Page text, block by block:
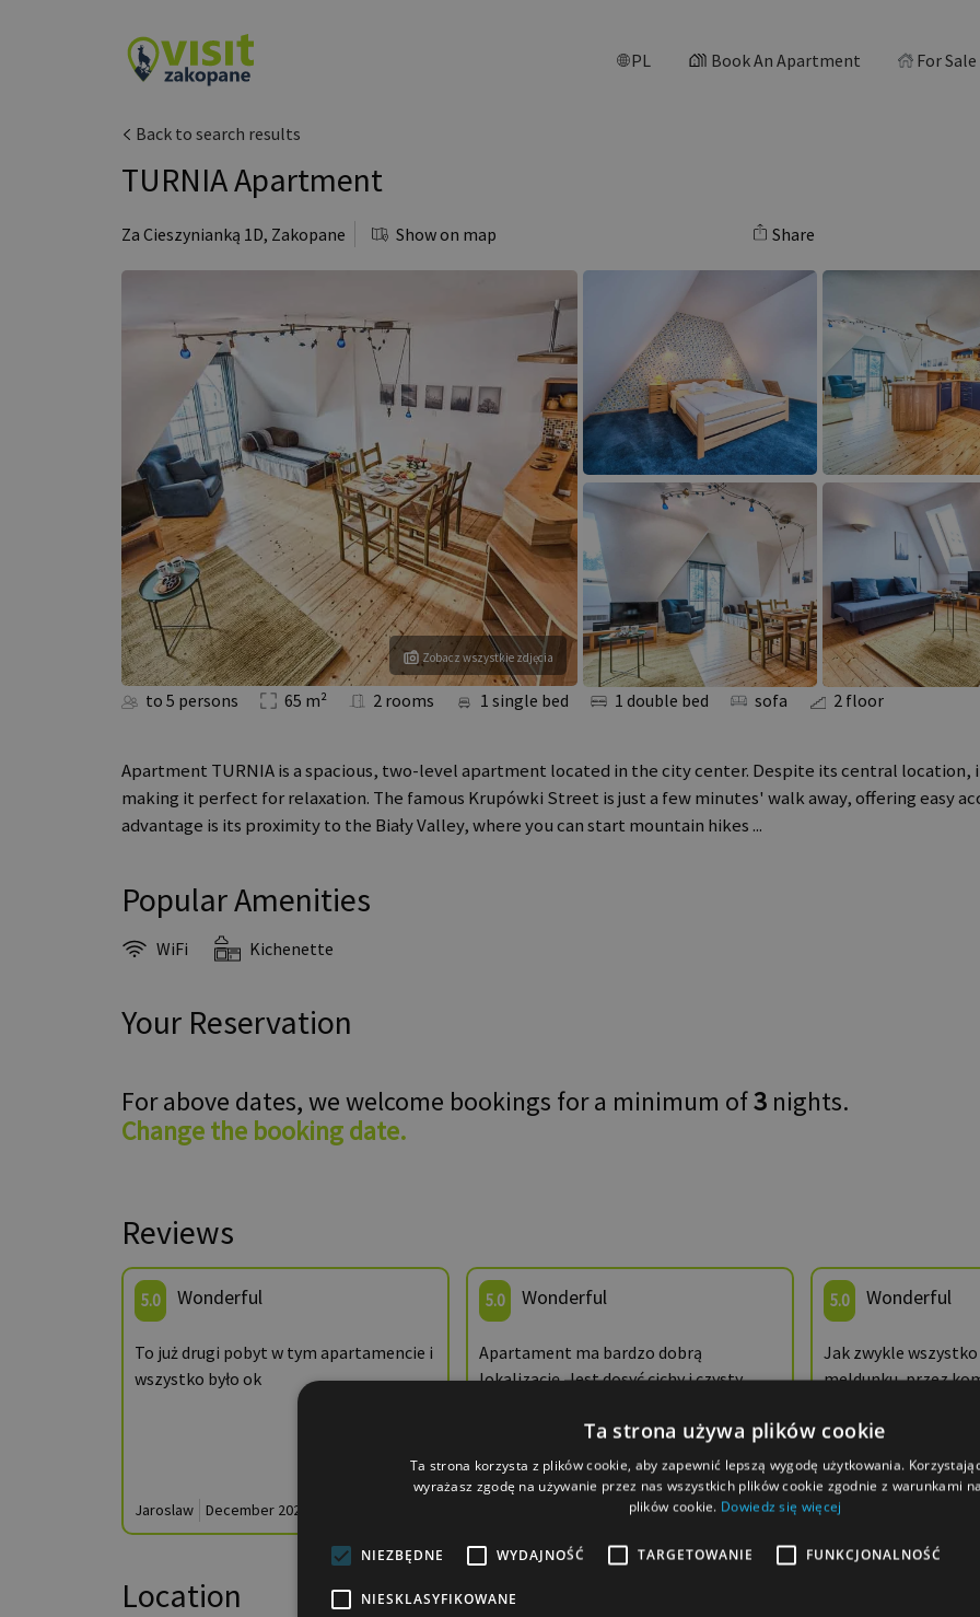
PL Book An Apartment For Sale
Back to search results
TURNIA Apartment
Za Cieszynianką 1D, Zakopane Show on map Share
Zobacz wszystkie zdjęcia
to 5 persons 65 m² 2 rooms 1 single bed 1 double bed sofa 2 floor
Apartment TURNIA is a spacious, two-level apartment located in the city center. Despite its central location,
making it perfect for relaxation. The famous Krupówki Street is just a few minutes' walk away, offering easy
advantage is its proximity to the Biały Valley, where you can start mountain hikes ...
Popular Amenities
WiFi
Kichenette
Your Reservation
For above dates, we welcome bookings for a minimum of3 nights.
Change the booking date.
Reviews
5.0 Wonderful
To już drugi pobyt w tym apartamencie i
wszystko było ok
Jaroslaw December 2025
5.0 Wonderful
Apartament ma bardzo dobrą
lokalizację. Jest dosyć cichy i czysty,
visitzakopane ogromnie pomocne, miłe
i życzliwe, za co serdecznie dziękujemy.
Rozważamy przyjazd za rok, to będzie
nasz czwarty pobyt w tym
5.0 Wonderful
Jak zwykle wszystko
meldunku, przez
o porze, której
Dziekujemy i do
razem :-)
Robert L
Location
Ta strona używa plików cookie
Ta strona korzysta z plików cookie, aby zapewnić lepszą wygodę użytkowania.
wyrażasz zgodę na używanie przez nas wszystkich plików cookie zgodnie z warunkami
plików cookie. Dowiedz się więcej
NIEZBĘDNE WYDAJNOŚĆ TARGETOWANIE FUNKCJONALNOŚĆ
NIESKLASYFIKOWANE